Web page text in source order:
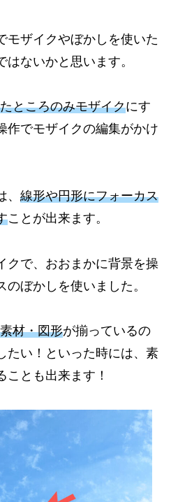
モザイクやぼかしを使いた
ないかと思います。
ところのみモザイクにす
作でモザイクの編集がかけ
線形や円形にフォーカス
ことが出来ます。
クで、おおまかに背景を操
ぼかしを使いました。
材・図形が揃っているの
たい！といった時には、素
とも出来ます！